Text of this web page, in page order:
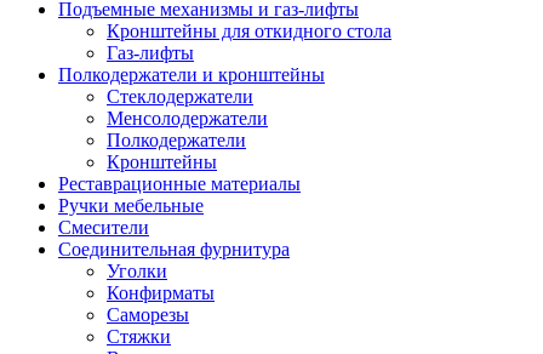
Подъемные механизмы и газ-лифты
Кронштейны для откидного стола
Газ-лифты
Полкодержатели и кронштейны
Стеклодержатели
Менсолодержатели
Полкодержатели
Кронштейны
Реставрационные материалы
Ручки мебельные
Смесители
Соединительная фурнитура
Уголки
Конфирматы
Саморезы
Стяжки